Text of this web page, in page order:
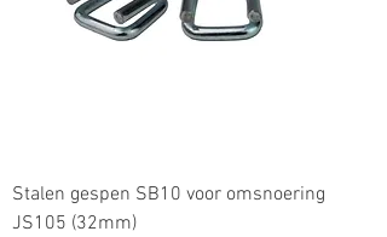
Stalen gespen SB10 voor omsnoering
JS105 (32mm)